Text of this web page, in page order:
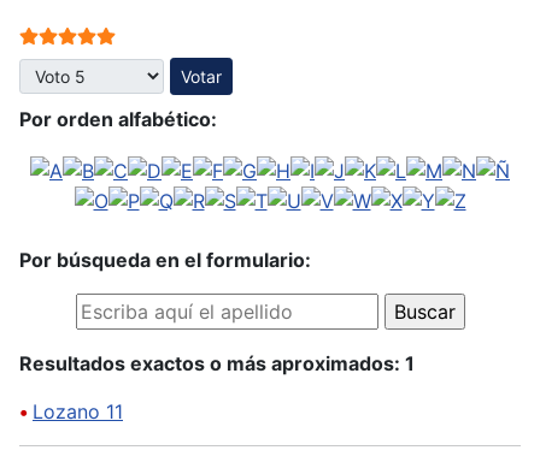
Ratio:5/5
Por favor, vote
Por orden alfabético:
Por búsqueda en el formulario:
Resultados exactos o más aproximados: 1
• Lozano 11